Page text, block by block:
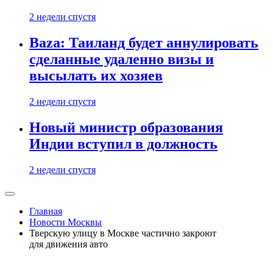
2 недели спустя
Baza: Таиланд будет аннулировать
сделанные удаленно визы и
высылать их хозяев
2 недели спустя
Новый министр образования
Индии вступил в должность
2 недели спустя
Главная
Новости Москвы
Тверскую улицу в Москве частично закроют
для движения авто